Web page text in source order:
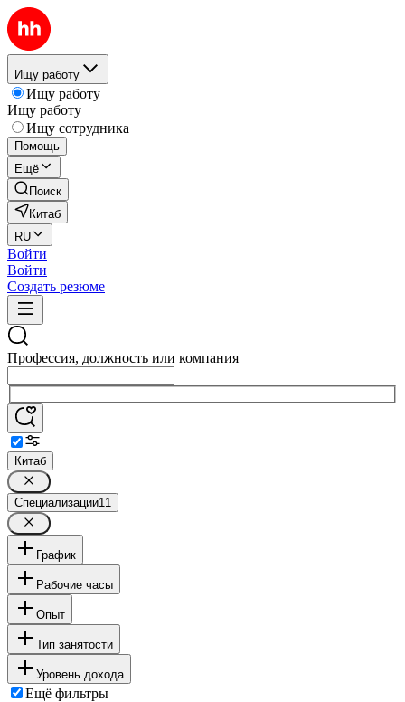
Ищу работу
Ищу работу
Ищу работу
Ищу сотрудника
Помощь
Ещё
Поиск
Китаб
RU
Войти
Войти
Создать резюме
Профессия, должность или компания
Китаб
Специализации11
График
Рабочие часы
Опыт
Тип занятости
Уровень дохода
Ещё фильтры